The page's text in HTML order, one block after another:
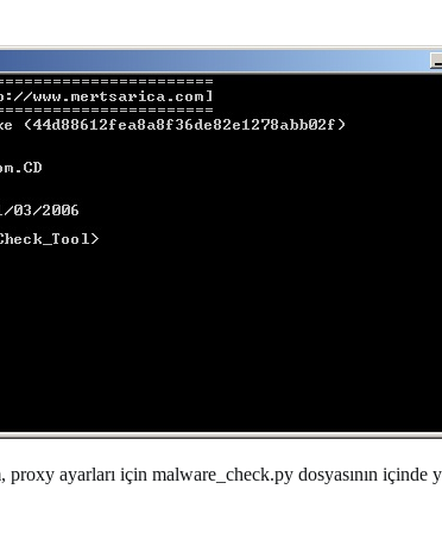
ayarları için malware_check.py dosyasının içinde